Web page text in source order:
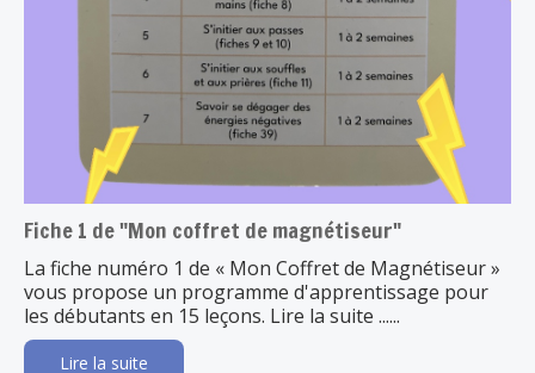
Fiche 1 de "Mon coffret de magnétiseur"
La fiche numéro 1 de « Mon Coffret de Magnétiseur »
vous propose un programme d'apprentissage pour
les débutants en 15 leçons. Lire la suite ......
Lire la suite